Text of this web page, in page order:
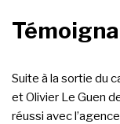
Suite à la sortie du
et Olivier Le Guen
réussi avec